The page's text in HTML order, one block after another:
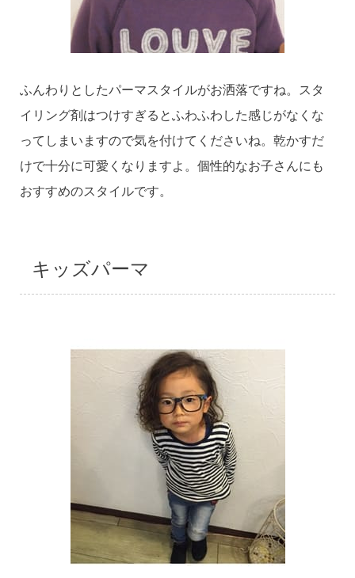
ふんわりとしたパーマスタイルがお洒落ですね。スタ
イリング剤はつけすぎるとふわふわした感じがなくな
ってしまいますので気を付けてくださいね。乾かすだ
けで十分に可愛くなりますよ。個性的なお子さんにも
おすすめのスタイルです。
キッズパーマ